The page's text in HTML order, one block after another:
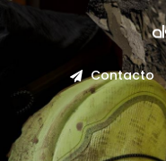
Contacto